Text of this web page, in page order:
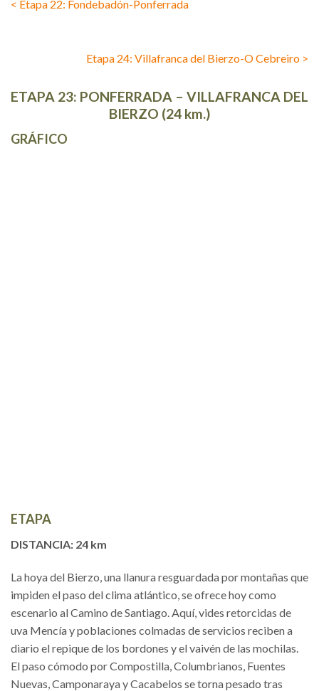
< Etapa 22: Fondebadón-Ponferrada
Etapa 24: Villafranca del Bierzo-O Cebreiro >
ETAPA 23: PONFERRADA – VILLAFRANCA DEL
BIERZO (24 km.)
GRÁFICO
ETAPA
DISTANCIA: 24 km
La hoya del Bierzo, una llanura resguardada por montañas que
impiden el paso del clima atlántico, se ofrece hoy como
escenario al Camino de Santiago. Aquí, vides retorcidas de
uva Mencía y poblaciones colmadas de servicios reciben a
diario el repique de los bordones y el vaivén de las mochilas.
El paso cómodo por Compostilla, Columbrianos, Fuentes
Nuevas, Camponaraya y Cacabelos se torna pesado tras